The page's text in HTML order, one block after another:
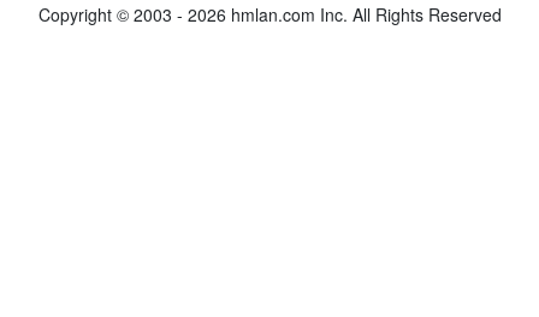
Copyright © 2003 - 2026 hmlan.com Inc. All Rights Reserved